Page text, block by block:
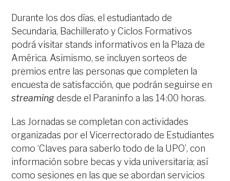
Durante los dos días, el estudiantado de
Secundaria, Bachillerato y Ciclos Formativos
podrá visitar stands informativos en la Plaza de
América. Asimismo, se incluyen sorteos de
premios entre las personas que completen la
encuesta de satisfacción, que podrán seguirse en
streamingdesde el Paraninfo a las 14:00 horas.
Las Jornadas se completan con actividades
organizadas por el Vicerrectorado de Estudiantes
como ‘Claves para saberlo todo de la UPO’, con
información sobre becas y vida universitaria; así
como sesiones en las que se abordan servicios